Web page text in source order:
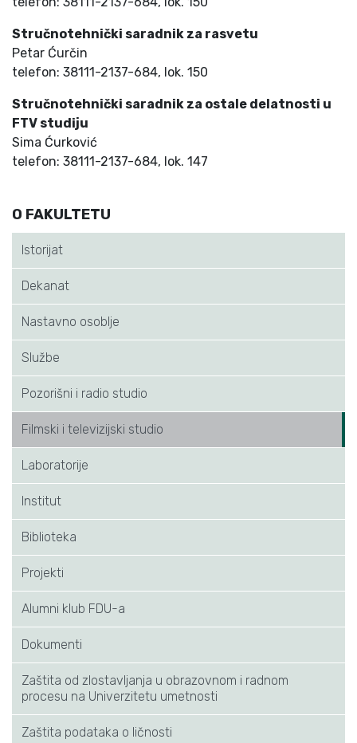
O FAKULTETU
Istorijat
Dekanat
Nastavno osoblje
Službe
Pozorišni i radio studio
Filmski i televizijski studio
Laboratorije
Institut
Biblioteka
Projekti
Alumni klub FDU-a
Dokumenti
Zaštita od zlostavljanja u obrazovnom i radnom
procesu na Univerzitetu umetnosti
Zaštita podataka o ličnosti
Stručnotehnički saradnik za rasvetu
Petar Ćurčin
telefon: 38111-2137-684, lok. 150
Stručnotehnički saradnik za ostale delatnosti u
FTV studiju
Sima Ćurković
telefon: 38111-2137-684, lok. 147